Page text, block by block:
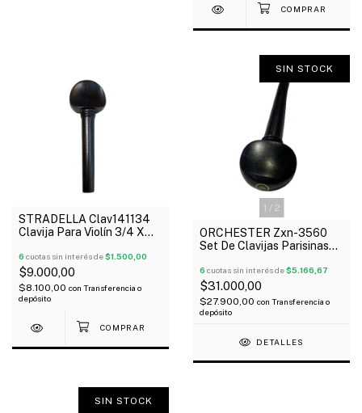
STRADELLA Clav141134
Clavija Para Violín 3/4 X
6 cuotas sin interés de$1.500,00
$9.000,00
$8.100,00 con Transferencia o
depósito
1 / 2
SIN STOCK
ORCHESTER Zxn-3560
Set De Clavijas Parisinas
6 cuotas sin interés de$5.166,67
$31.000,00
$27.900,00 con Transferencia o
depósito
DETALLES
SIN STOCK